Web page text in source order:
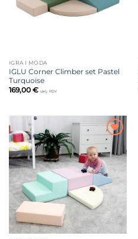
IGRA I MODA
IGLU Corner Climber set Pastel
Turquoise
169,00 € uklj. PDV
Dodajte
na listu
želja